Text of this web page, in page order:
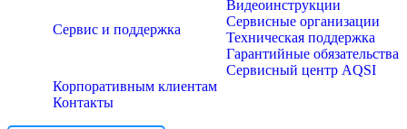
Сервис и поддержка
Видеоинструкции
Сервисные организации
Техническая поддержка
Гарантийные обязательства
Сервисный центр AQSI
Корпоративным клиентам
Контакты